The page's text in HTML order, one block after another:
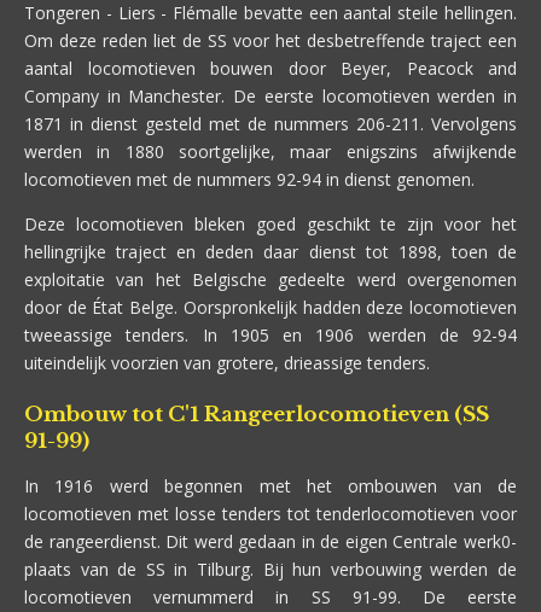
Tongeren - Liers - Flémalle bevatte een aantal steile hellingen.
Om deze reden liet de SS voor het desbetreffende traject een
aantal locomotieven bouwen door Beyer, Peacock and
Company in Manchester. De eerste locomotieven werden in
1871 in dienst gesteld met de nummers 206-211. Vervolgens
werden in 1880 soortgelijke, maar enigszins afwijkende
locomotieven met de nummers 92-94 in dienst genomen.
Deze locomotieven bleken goed geschikt te zijn voor het
hellingrijke traject en deden daar dienst tot 1898, toen de
exploitatie van het Belgische gedeelte werd overgenomen
door de État Belge. Oorspronkelijk hadden deze locomotieven
tweeassige tenders. In 1905 en 1906 werden de 92-94
uiteindelijk voorzien van grotere, drieassige tenders.
Ombouw tot C'1 Rangeerlocomotieven (SS
91-99)
In 1916 werd begonnen met het ombouwen van de
locomotieven met losse tenders tot tenderlocomotieven voor
de rangeerdienst. Dit werd gedaan in de eigen Centrale werk0-
plaats van de SS in Tilburg. Bij hun verbouwing werden de
locomotieven vernummerd in SS 91-99. De eerste